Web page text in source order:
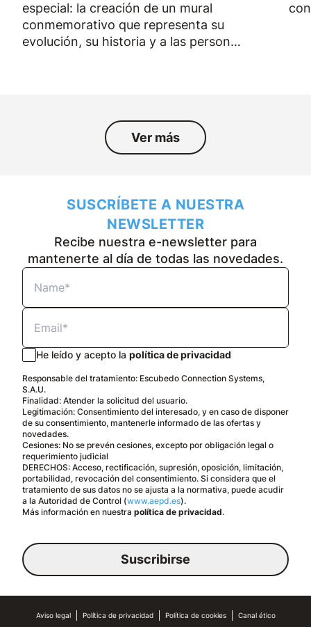
Español
Política de privacidad
Política de cookies
especial: la creación de un mural
conmemorativo que representa su
evolución, su historia y a las personas
Ver más
SUSCRÍBETE A NUESTRA
NEWSLETTER
Recibe nuestra e-newsletter para
mantenerte al día de todas las novedades.
He leído y acepto la política de privacidad
Responsable del tratamiento: Escubedo Connection Systems,
S.A.U.
Finalidad: Atender la solicitud del usuario.
Legitimación: Consentimiento del interesado, y en caso de disponer
de su consentimiento, mantenerle informado de las ofertas y
novedades.
Cesiones: No se prevén cesiones, excepto por obligación legal o
requerimiento judicial
DERECHOS: Acceso, rectificación, supresión, oposición, limitación,
portabilidad, revocación del consentimiento. Si considera que el
tratamiento de sus datos no se ajusta a la normativa, puede acudir
a la Autoridad de Control (www.aepd.es).
Más información en nuestra política de privacidad.
Suscribirse
Aviso legal Política de privacidad Política de cookies Canal ético